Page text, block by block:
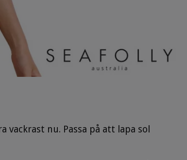
vackrast nu. Passa på att lapa sol